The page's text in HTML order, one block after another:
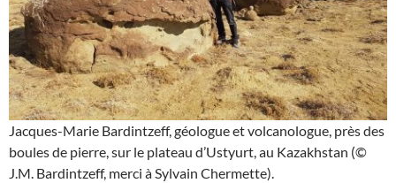
Jacques-Marie Bardintzeff, géologue et volcanologue, près des
boules de pierre, sur le plateau d’Ustyurt, au Kazakhstan (©
J.M. Bardintzeff, merci à Sylvain Chermette).